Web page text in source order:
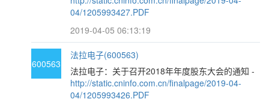
04/1205993427.PDF
2019-04-05 06:13:19
600563
法拉电子(600563)
法拉电子：关于召开2018年年度股东大会的通知 -
http://static.cninfo.com.cn/finalpage/2019-04-
04/1205993426.PDF